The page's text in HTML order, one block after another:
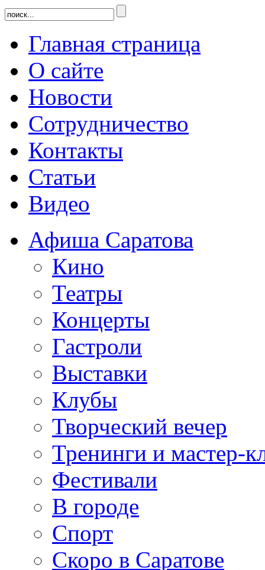
Главная страница
О сайте
Новости
Сотрудничество
Контакты
Статьи
Видео
Афиша Саратова
Кино
Театры
Концерты
Гастроли
Выставки
Клубы
Творческий вечер
Тренинги и мастер-
Фестивали
В городе
Спорт
Скоро в Саратове